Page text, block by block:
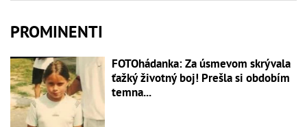
PROMINENTI
FOTOhádanka: Za úsmevom skrývala
ťažký životný boj! Prešla si obdobím
temna...